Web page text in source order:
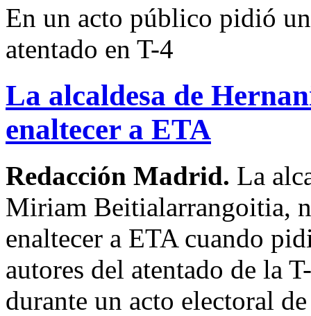
En un acto público pidió
atentado en T-4
La alcaldesa de
enaltecer a ETA
Redacción Madrid. La
Miriam Beitialarrangoitia,
enaltecer a ETA cuando
autores del atentado de la
durante un acto electoral